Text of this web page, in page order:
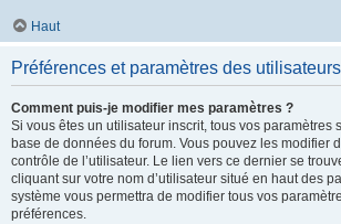
Haut
Préférences et paramètres des utilisateurs
Comment puis-je modifier mes paramètres ?
Si vous êtes un utilisateur inscrit, tous vos paramètres
base de données du forum. Vous pouvez les modifier
contrôle de l’utilisateur. Le lien vers ce dernier se
cliquant sur votre nom d’utilisateur situé en haut des
système vous permettra de modifier tous vos
préférences.